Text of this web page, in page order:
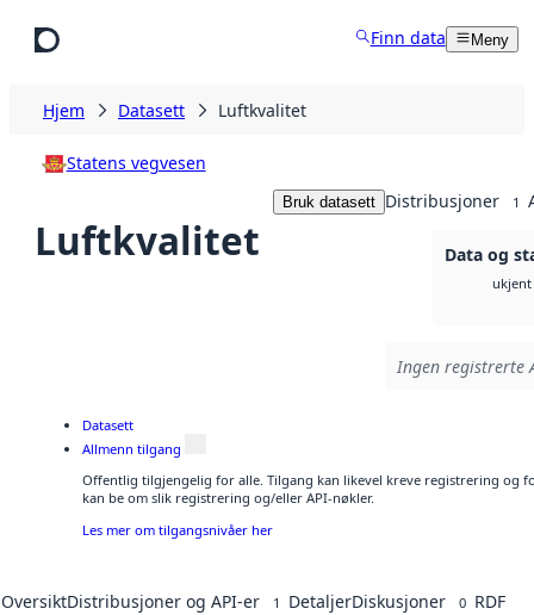
Finn data Meny
Hjem Datasett Luftkvalitet
Statens vegvesen
Luftkvalitet
Bruk datasett Distribusjoner 1
Data og
ukjent
Ingen registrerte
Datasett
Allmenn tilgang
Offentlig tilgjengelig for alle. Tilgang kan likevel kreve registrering og
kan be om slik registrering og/eller API-nøkler.
Les mer om tilgangsnivåer her
OversiktDistribusjoner og API-er 1 DetaljerDiskusjoner 0 RDF